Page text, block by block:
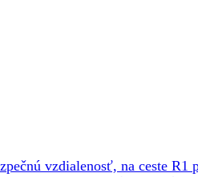
vzdialenosť, na ceste R1